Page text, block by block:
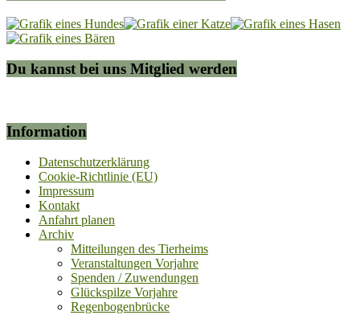
Du kannst bei uns Mitglied werden
Information
Datenschutzerklärung
Cookie-Richtlinie (EU)
Impressum
Kontakt
Anfahrt planen
Archiv
Mitteilungen des Tierheims
Veranstaltungen Vorjahre
Spenden / Zuwendungen
Glückspilze Vorjahre
Regenbogenbrücke